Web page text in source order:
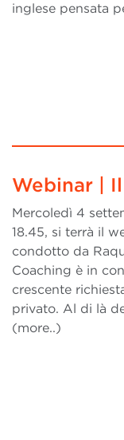
inglese pensata
Webinar |
Mercoledì 4
18.45, si terrà il
condotto da
Coaching è in
crescente
privato. Al di là
(more..)